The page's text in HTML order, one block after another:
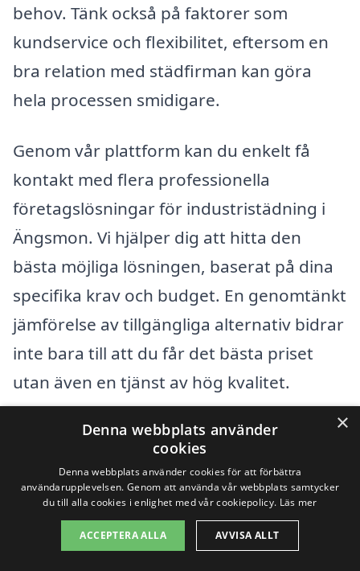
behov. Tänk också på faktorer som
kundservice och flexibilitet, eftersom en
bra relation med städfirman kan göra
hela processen smidigare.
Genom vår plattform kan du enkelt få
kontakt med flera professionella
företagslösningar för industristädning i
Ängsmon. Vi hjälper dig att hitta den
bästa möjliga lösningen, baserat på dina
specifika krav och budget. En genomtänkt
jämförelse av tillgängliga alternativ bidrar
inte bara till att du får det bästa priset
utan även en tjänst av hög kvalitet.
Få 3 erbjudanden, gratis och utan
förpliktelser
Sök efter en
×
Denna webbplats använder
cookies
Denna webbplats använder cookies för att förbättra
användarupplevelsen. Genom att använda vår webbplats samtycker
du till alla cookies i enlighet med vår cookiepolicy. Läs mer
ACCEPTERA ALLA AVVISA ALLT